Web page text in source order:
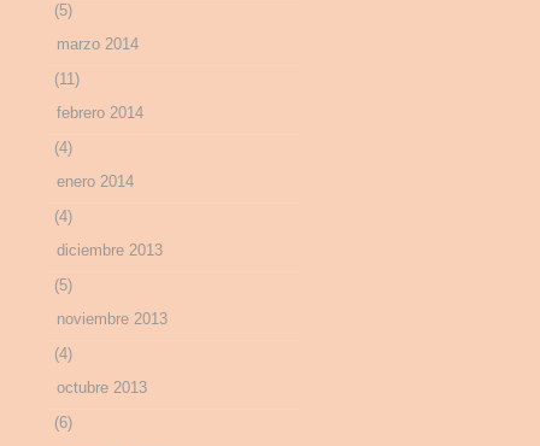
(5)
marzo 2014
(11)
febrero 2014
(4)
enero 2014
(4)
diciembre 2013
(5)
noviembre 2013
(4)
octubre 2013
(6)